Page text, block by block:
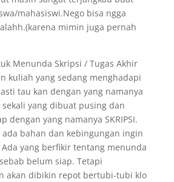
mahasiswi.Nego bisa ngga
mimin juga pernah
Menunda Skripsi / Tugas Akhir
kuliah yang sedang menghadapi
tau kan dengan yang namanya
sekali yang dibuat pusing dan
dengan yang namanya SKRIPSI.
bahan dan kebingungan ingin
yang berfikir tentang menunda
belum siap. Tetapi
akan dibikin repot bertubi-tubi klo